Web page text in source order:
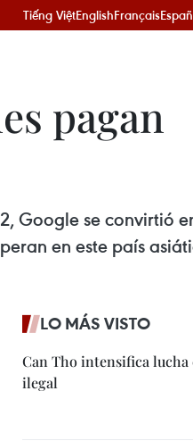
Tiếng ViệtEnglishFrançais
pagan
Google se convirtió
en este país
LO MÁS VISTO
Can Tho intensifica lucha
ilegal